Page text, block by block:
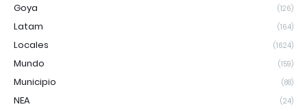
Goya (126)
Latam (164)
Locales (1624)
Mundo (159)
Municipio (88)
NEA (24)